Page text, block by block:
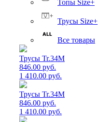
Топы Size+
Трусы Size+
Все товары
Трусы Tr.34M
846.00 руб.
1 410.00 руб.
Трусы Tr.34M
846.00 руб.
1 410.00 руб.